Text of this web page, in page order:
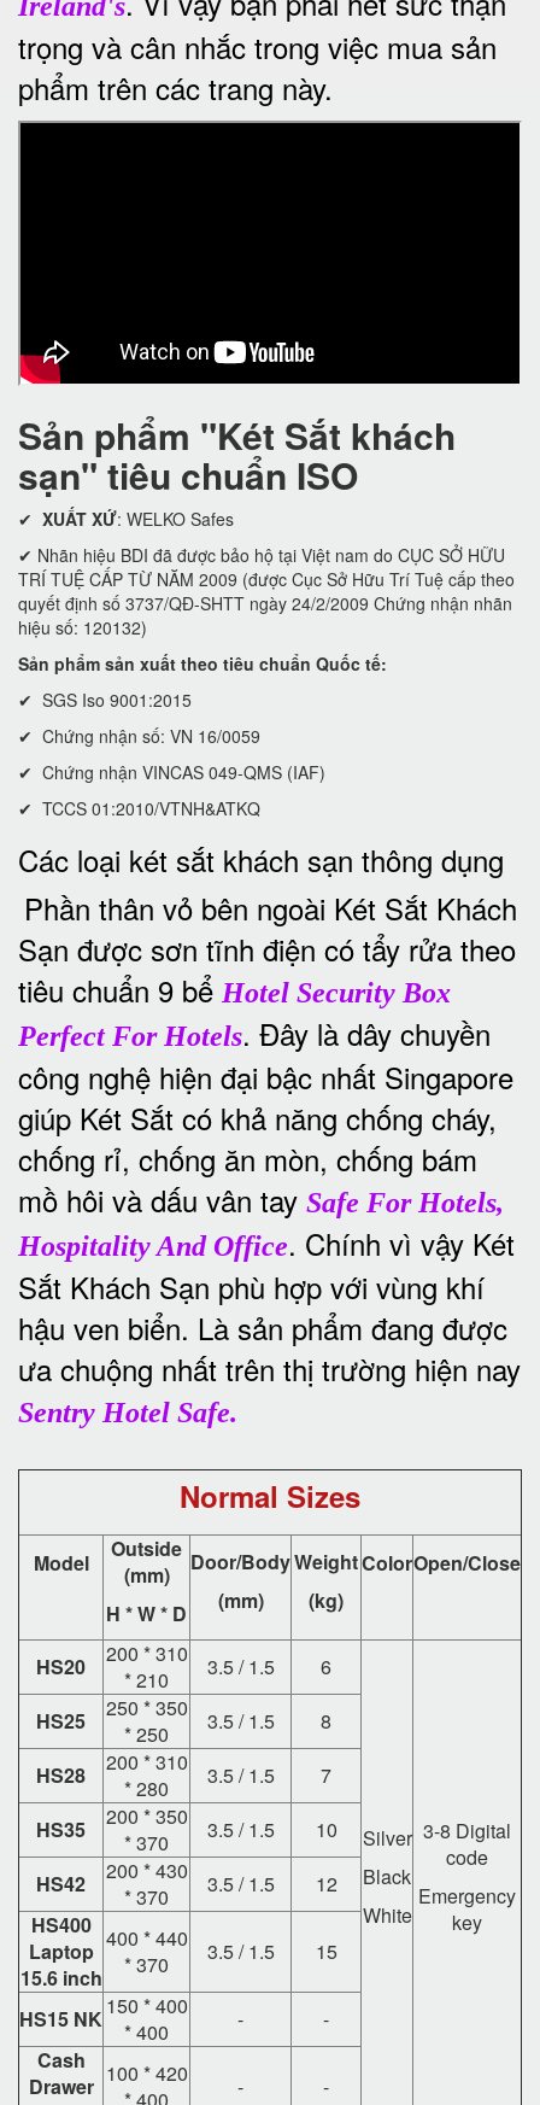
trọng và cân nhắc trong việc mua sản
phẩm trên các trang này.
Sản phẩm "Két Sắt khách
sạn" tiêu chuẩn ISO
✔ XUẤT XỨ: WELKO Safes
✔ Nhãn hiệu BDI đã được bảo hộ tại Việt nam do CỤC SỞ HỮU
TRÍ TUỆ CẤP TỪ NĂM 2009 (được Cục Sở Hữu Trí Tuệ cấp theo
quyết định số 3737/QĐ-SHTT ngày 24/2/2009 Chứng nhận nhãn
hiệu số: 120132)
Sản phẩm sản xuất theo tiêu chuẩn Quốc tế:
✔ SGS Iso 9001:2015
✔ Chứng nhận số: VN 16/0059
✔ Chứng nhận VINCAS 049-QMS (IAF)
✔ TCCS 01:2010/VTNH&ATKQ
Các loại két sắt khách sạn thông dụng
Phần thân vỏ bên ngoài Két Sắt Khách
Sạn được sơn tĩnh điện có tẩy rửa theo
tiêu chuẩn 9 bể Hotel Security Box
Perfect For Hotels. Đây là dây chuyền
công nghệ hiện đại bậc nhất Singapore
giúp Két Sắt có khả năng chống cháy,
chống rỉ, chống ăn mòn, chống bám
mồ hôi và dấu vân tay Safe For Hotels,
Hospitality And Office. Chính vì vậy Két
Sắt Khách Sạn phù hợp với vùng khí
hậu ven biển. Là sản phẩm đang được
ưa chuộng nhất trên thị trường hiện nay
Sentry Hotel Safe.
Normal Sizes
Model
Outside
(mm)
H * W * D
Door/Body
(mm)
Weight
(kg)
ColorOpen/Close
HS20
200 * 310
* 210
3.5 / 1.5 6
Silver
Black
White
3-8 Digital
code
Emergency
key
HS25
250 * 350
* 250
3.5 / 1.5
8
HS28
200 * 310
* 280
3.5 / 1.5
7
HS35
200 * 350
* 370
3.5 / 1.5
10
HS42
200 * 430
* 370
3.5 / 1.5
12
HS400
Laptop
15.6 inch
400 * 440
* 370
3.5 / 1.5 15
HS15 NK 150 * 400
* 400
-
-
Cash
Drawer 100 * 420
* 400
- -